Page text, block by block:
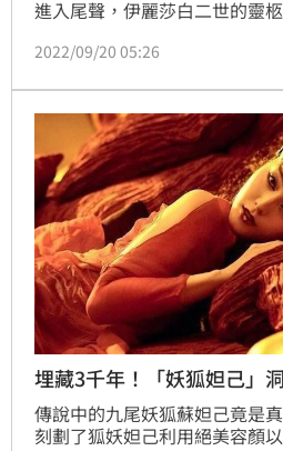
進入尾聲，伊麗莎白二世的靈
Vault）。
2022/09/20 05:26
埋藏3千年！「妖狐妲己」
傳說中的九尾妖狐蘇妲己竟是
刻劃了狐妖妲己利用絕美容顏